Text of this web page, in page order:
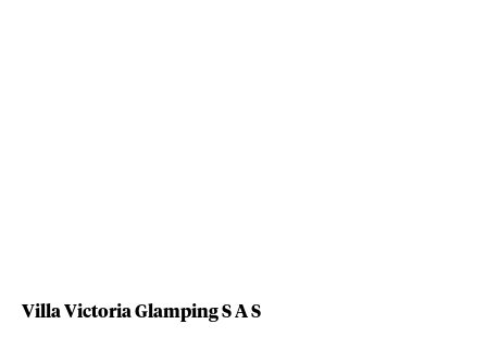
Villa Victoria Glamping S A S